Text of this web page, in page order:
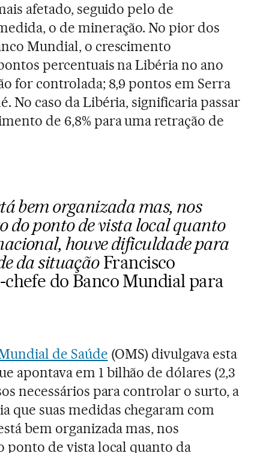
afetado, seguido pelo de
o de mineração. No pior dos
Mundial, o crescimento
percentuais na Libéria no ano
for controlada; 8,9 pontos em Serra
No caso da Libéria, significaria passar
de 6,8% para uma retração de
bem organizada mas, nos
do ponto de vista local quanto
houve dificuldade para
da situaçãoFrancisco
do Banco Mundial para
de Saúde (OMS) divulgava esta
apontava em 1 bilhão de dólares (2,3
necessários para controlar o surto, a
que suas medidas chegaram com
bem organizada mas, nos
ponto de vista local quanto da